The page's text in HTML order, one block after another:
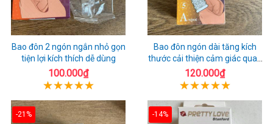
Bao đôn 2 ngón ngắn nhỏ gọn
tiện lợi kích thích dễ dùng
100.000₫
Bao đôn ngón dài tăng kích
thước cải thiện cảm giác quan
hệ
120.000₫
-21% -14%